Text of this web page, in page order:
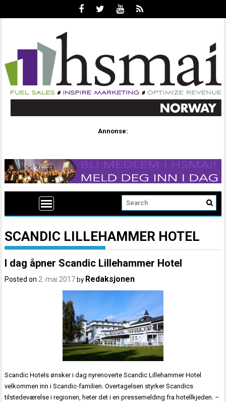
Annonse:
SCANDIC LILLEHAMMER HOTEL
I dag åpner Scandic Lillehammer Hotel
Posted on2. mai 2017 by Redaksjonen
Scandic Hotels ønsker i dag nyrenoverte Scandic Lillehammer Hotel
velkommen inn i Scandic-familien. Overtagelsen styrker Scandics
tilstedeværelse i regionen, heter det i en pressemelding fra hotellkjeden. –